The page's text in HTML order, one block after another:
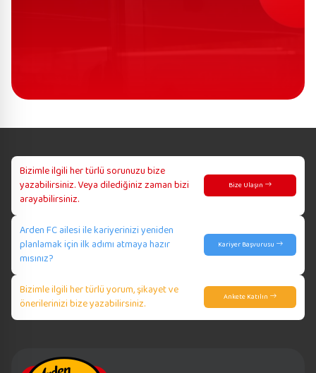
Bizimle ilgili her türlü sorunuzu bize
yazabilirsiniz. Veya dilediğiniz zaman bizi
arayabilirsiniz.
Bize Ulaşın
Arden FC ailesi ile kariyerinizi yeniden
planlamak için ilk adımı atmaya hazır
mısınız?
Kariyer Başvurusu
Bizimle ilgili her türlü yorum, şikayet ve
önerilerinizi bize yazabilirsiniz.
Ankete Katılın